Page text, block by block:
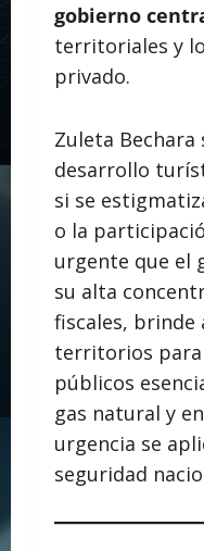
gobierno
territoriales y
privado.
Zuleta Bechara
desarrollo
si se
o la
urgente que el
su alta
fiscales, brinde
territorios para
públicos
gas natural y
urgencia se
seguridad